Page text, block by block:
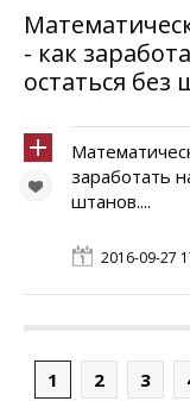
- как
остаться без
заработать
штанов....
2016-09-27
1 2 3